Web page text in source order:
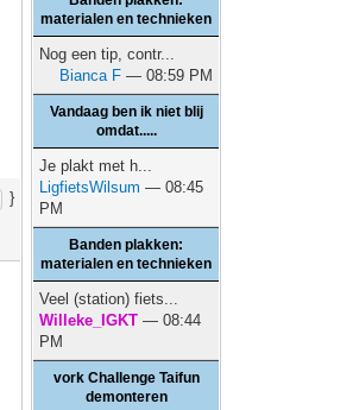
}
materialen en technieken
Nog een tip, contr...
Bianca F — 08:59 PM
Vandaag ben ik niet blij
omdat.....
Je plakt met h...
LigfietsWilsum — 08:45
PM
Banden plakken:
materialen en technieken
Veel (station) fiets...
Willeke_IGKT — 08:44
PM
vork Challenge Taifun
demonteren